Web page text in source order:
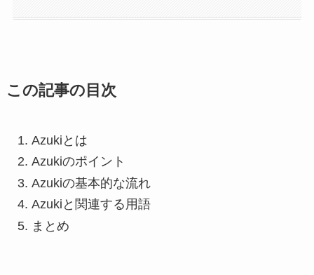
この記事の目次
Azukiとは
Azukiのポイント
Azukiの基本的な流れ
Azukiと関連する用語
まとめ